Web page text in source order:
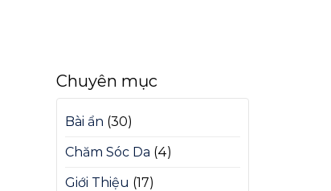
Chuyên mục
Bài ẩn (30)
Chăm Sóc Da (4)
Giới Thiệu (17)